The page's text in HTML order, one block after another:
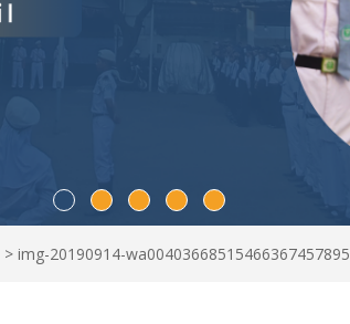
> img-20190914-wa00403668515466367457895